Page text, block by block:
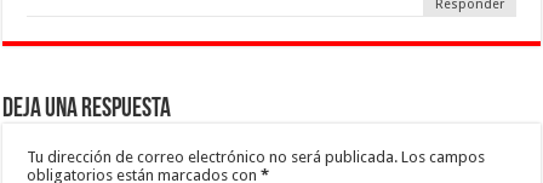
Responder
Deja una respuesta
Tu dirección de correo electrónico no será publicada. Los campos
obligatorios están marcados con*